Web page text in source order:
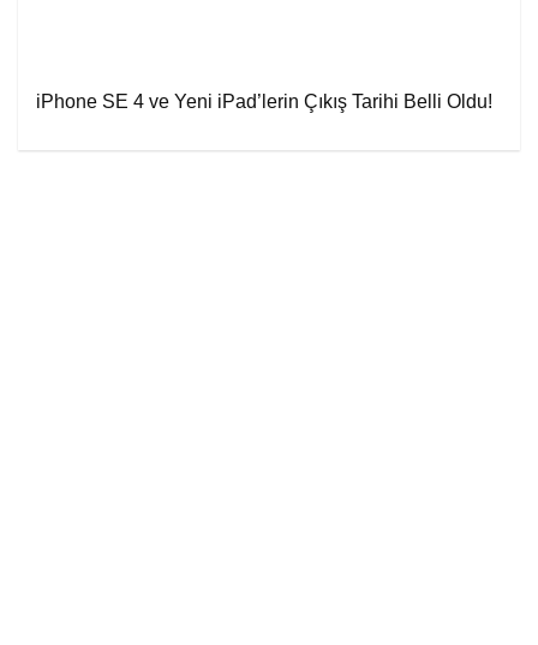
iPhone SE 4 ve Yeni iPad’lerin Çıkış Tarihi Belli Oldu!